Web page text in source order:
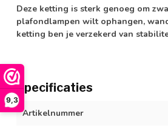
9,3
Deze ketting is sterk genoeg om
plafondlampen wilt ophangen,
ketting ben je verzekerd van
Specificaties
Artikelnummer